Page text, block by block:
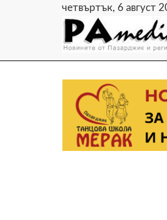
четвъртък, 6 август